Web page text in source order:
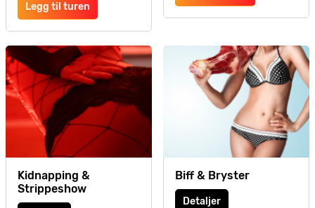
Legg til turen
Kidnapping &
Strippeshow
Biff & Bryster
Detaljer